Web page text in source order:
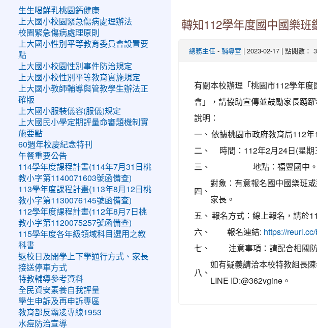
轉知112學年度國中國樂班
總務主任 - 輔導室 | 2023-02-17 | 點閱數：
有關本校辦理「桃園市112學年
會」，請協助宣傳並鼓勵家長踴
說明：
一、 依據桃園市政府教育局112
二、
時間：112年2月24日(星期
三、
地點：福豐國中。
四、
對象：有意報名國中國樂班
家長。
五、 報名方式：線上報名，請於
六、
報名連結: https://
七、 注意事項：請配合相關
八、
如有疑義請洽本校特教組長
LINE ID:@362vgine。
生生喝鮮乳桃園鈣健康
上大國小校園緊急傷病處理辦法
校園緊急傷病處理原則
上大國小性別平等教育委員會設置要
點
上大國小校園性別事件防治規定
上大國小校性別平等教育實施規定
上大國小教師輔導與管教學生辦法正
確版
上大國小服裝儀容(服儀)規定
上大國民小學定期評量命審題機制實
施要點
60週年校慶紀念特刊
午餐重要公告
114學年度課程計畫(114年7月31日桃
教小字第1140071603號函備查)
113學年度課程計畫(113年8月12日桃
教小字第1130076145號函備查)
112學年度課程計畫(112年8月7日桃
教小字第1120075257號函備查)
115學年度各年級領域科目選用之教
科書
返校日及開學上下學通行方式、家長
接送停車方式
特教輔導參考資料
全民資安素養自我評量
學生申訴及再申訴專區
教育部反霸凌專線1953
水痘防治宣導